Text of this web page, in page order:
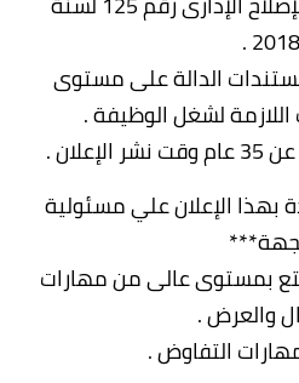
2018 .
الدالة على مستوى
اللازمة لشغل الوظيفة .
بهذا الإعلان علي مسئولية
الفنية:1. التمتع بمستوى عالى من مهارات
والعرض .